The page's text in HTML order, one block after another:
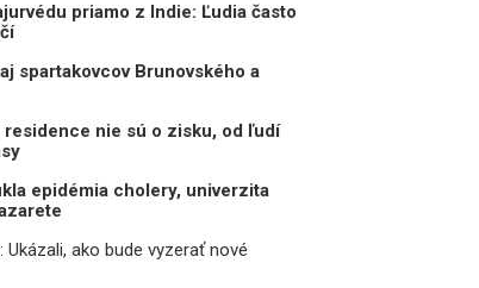
priamo z Indie: Ľudia často
spartakovcov Brunovského a
residence nie sú o zisku, od ľudí
epidémia cholery, univerzita
ako bude vyzerať nové